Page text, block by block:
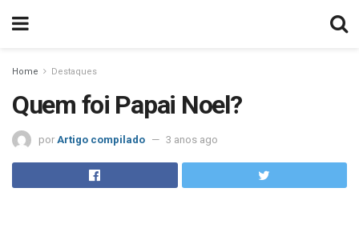
Home Destaques
Quem foi Papai Noel?
por Artigo compilado 3 anos ago